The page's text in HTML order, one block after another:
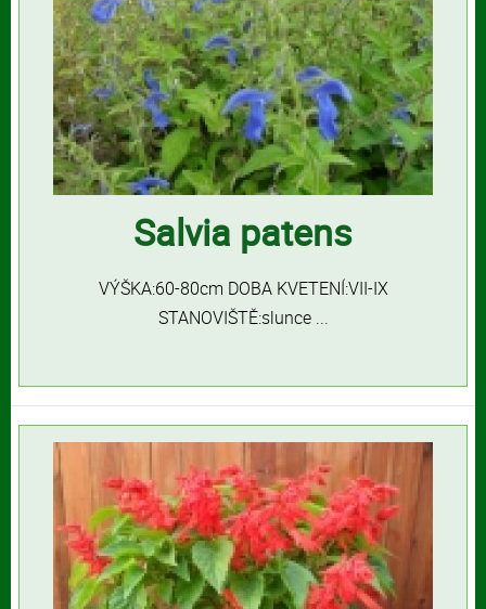
Salvia patens
VÝŠKA:60-80cm DOBA KVETENÍ:VII-IX
STANOVIŠTĚ:slunce ...